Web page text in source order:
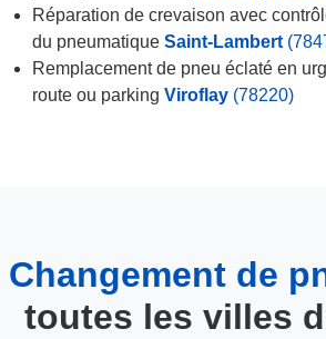
Réparation de crevaison avec
du pneumatique Saint-Lambert
Remplacement de pneu éclaté en
route ou parking Viroflay (78220)
Changement de
toutes les villes